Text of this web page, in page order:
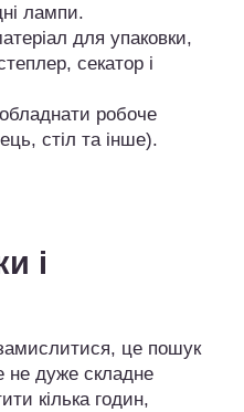
лампи.
для упаковки,
секатор і
робоче
стіл та інше).
і
це пошук
не дуже складне
кілька годин,